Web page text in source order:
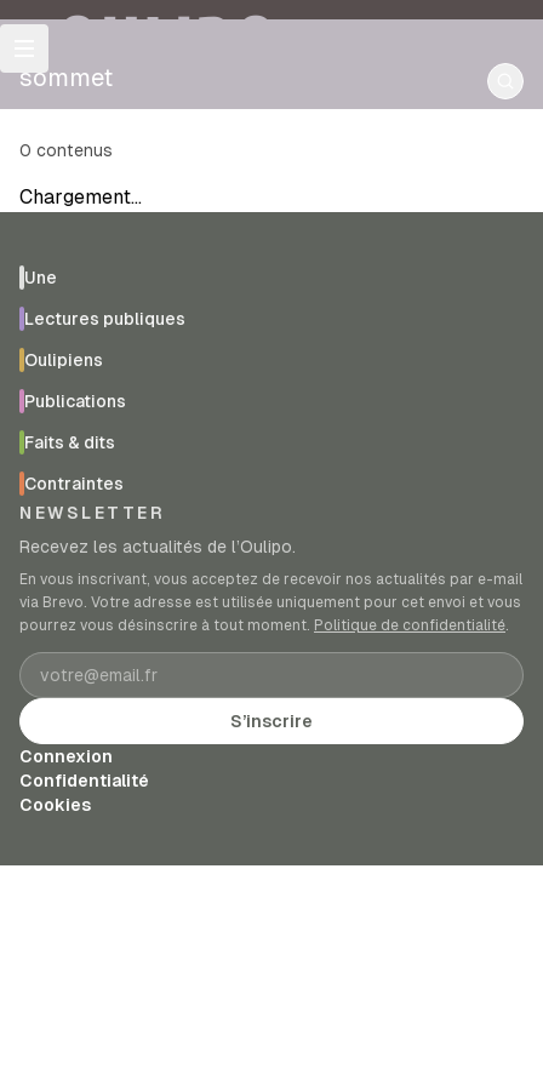
OULIPO
sommet
0 contenus
Chargement…
Une
Lectures publiques
Oulipiens
Publications
Faits & dits
Contraintes
NEWSLETTER
Recevez les actualités de l’Oulipo.
En vous inscrivant, vous acceptez de recevoir nos actualités par e-mail
via Brevo. Votre adresse est utilisée uniquement pour cet envoi et vous
pourrez vous désinscrire à tout moment. Politique de confidentialité.
Adresse e-mail
S’inscrire
Connexion
Confidentialité
Cookies